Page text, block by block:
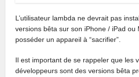
L’utilisateur lambda ne devrait pas
versions bêta sur son iPhone / iPad ou
posséder un appareil à “sacrifier”.
Il est important de se rappeler que les
développeurs sont des versions bêta